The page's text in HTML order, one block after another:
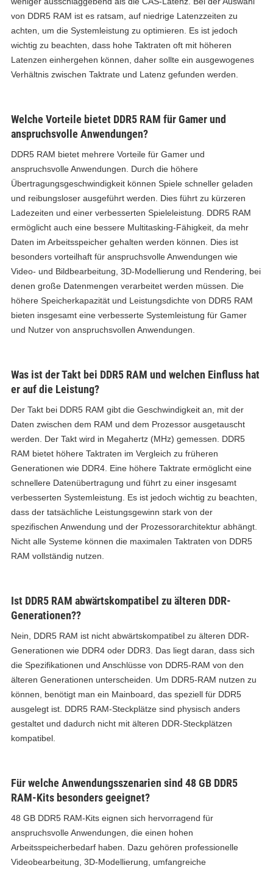
von DDR5 RAM ist es ratsam, auf niedrige Latenzzeiten zu
achten, um die Systemleistung zu optimieren. Es ist jedoch
wichtig zu beachten, dass hohe Taktraten oft mit höheren
Latenzen einhergehen können, daher sollte ein ausgewogenes
Verhältnis zwischen Taktrate und Latenz gefunden werden.
Welche Vorteile bietet DDR5 RAM für Gamer und
anspruchsvolle Anwendungen?
DDR5 RAM bietet mehrere Vorteile für Gamer und
anspruchsvolle Anwendungen. Durch die höhere
Übertragungsgeschwindigkeit können Spiele schneller geladen
und reibungsloser ausgeführt werden. Dies führt zu kürzeren
Ladezeiten und einer verbesserten Spieleleistung. DDR5 RAM
ermöglicht auch eine bessere Multitasking-Fähigkeit, da mehr
Daten im Arbeitsspeicher gehalten werden können. Dies ist
besonders vorteilhaft für anspruchsvolle Anwendungen wie
Video- und Bildbearbeitung, 3D-Modellierung und Rendering, bei
denen große Datenmengen verarbeitet werden müssen. Die
höhere Speicherkapazität und Leistungsdichte von DDR5 RAM
bieten insgesamt eine verbesserte Systemleistung für Gamer
und Nutzer von anspruchsvollen Anwendungen.
Was ist der Takt bei DDR5 RAM und welchen Einfluss hat
er auf die Leistung?
Der Takt bei DDR5 RAM gibt die Geschwindigkeit an, mit der
Daten zwischen dem RAM und dem Prozessor ausgetauscht
werden. Der Takt wird in Megahertz (MHz) gemessen. DDR5
RAM bietet höhere Taktraten im Vergleich zu früheren
Generationen wie DDR4. Eine höhere Taktrate ermöglicht eine
schnellere Datenübertragung und führt zu einer insgesamt
verbesserten Systemleistung. Es ist jedoch wichtig zu beachten,
dass der tatsächliche Leistungsgewinn stark von der
spezifischen Anwendung und der Prozessorarchitektur abhängt.
Nicht alle Systeme können die maximalen Taktraten von DDR5
RAM vollständig nutzen.
Ist DDR5 RAM abwärtskompatibel zu älteren DDR-
Generationen??
Nein, DDR5 RAM ist nicht abwärtskompatibel zu älteren DDR-
Generationen wie DDR4 oder DDR3. Das liegt daran, dass sich
die Spezifikationen und Anschlüsse von DDR5-RAM von den
älteren Generationen unterscheiden. Um DDR5-RAM nutzen zu
können, benötigt man ein Mainboard, das speziell für DDR5
ausgelegt ist. DDR5 RAM-Steckplätze sind physisch anders
gestaltet und dadurch nicht mit älteren DDR-Steckplätzen
kompatibel.
Für welche Anwendungsszenarien sind 48 GB DDR5
RAM-Kits besonders geeignet?
48 GB DDR5 RAM-Kits eignen sich hervorragend für
anspruchsvolle Anwendungen, die einen hohen
Arbeitsspeicherbedarf haben. Dazu gehören professionelle
Videobearbeitung, 3D-Modellierung, umfangreiche